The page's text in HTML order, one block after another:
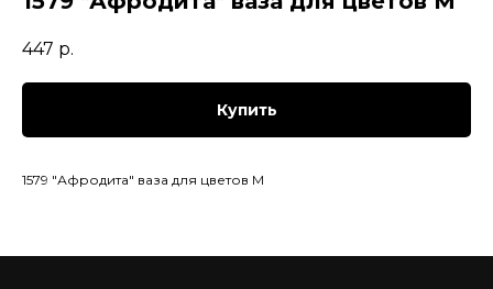
447 р.
Купить
1579 "Афродита" ваза для цветов М